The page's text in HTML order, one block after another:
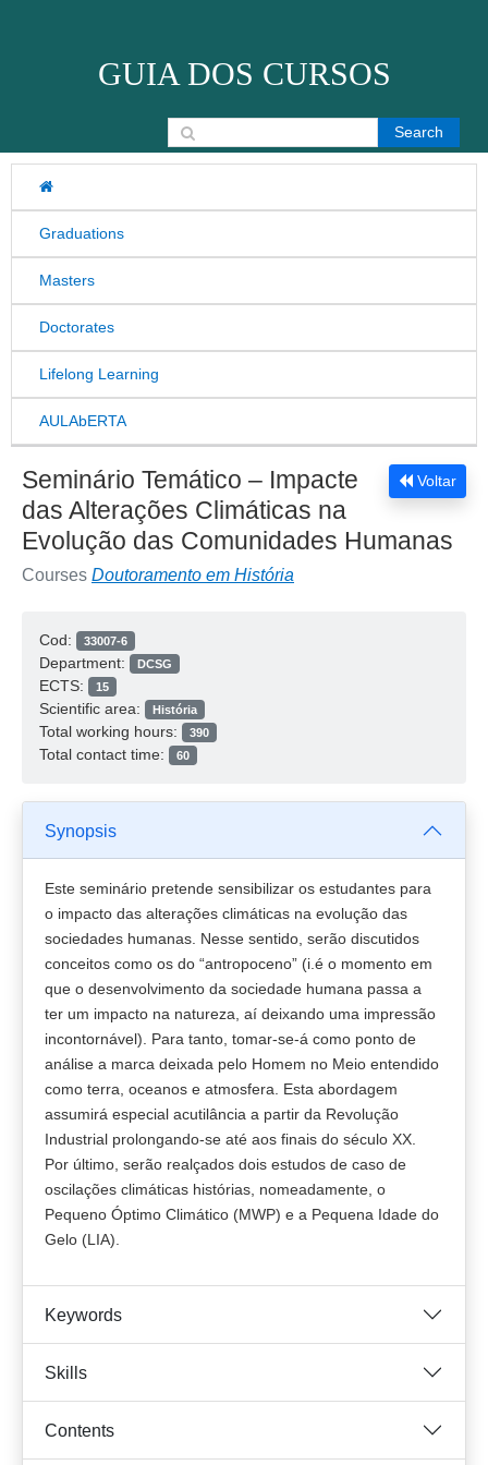
GUIA DOS CURSOS
Graduations
Masters
Doctorates
Lifelong Learning
AULAbERTA
Search for:
Voltar
Seminário Temático – Impacte
das Alterações Climáticas na
Evolução das Comunidades Humanas
Courses Doutoramento em História
Cod: 33007-6
Department: DCSG
ECTS: 15
Scientific area: História
Total working hours: 390
Total contact time: 60
Synopsis
Este seminário pretende sensibilizar os estudantes para
o impacto das alterações climáticas na evolução das
sociedades humanas. Nesse sentido, serão discutidos
conceitos como os do “antropoceno” (i.é o momento em
que o desenvolvimento da sociedade humana passa a
ter um impacto na natureza, aí deixando uma impressão
incontornável). Para tanto, tomar-se-á como ponto de
análise a marca deixada pelo Homem no Meio entendido
como terra, oceanos e atmosfera. Esta abordagem
assumirá especial acutilância a partir da Revolução
Industrial prolongando-se até aos finais do século XX.
Por último, serão realçados dois estudos de caso de
oscilações climáticas histórias, nomeadamente, o
Pequeno Óptimo Climático (MWP) e a Pequena Idade do
Gelo (LIA).
Keywords
Skills
Contents